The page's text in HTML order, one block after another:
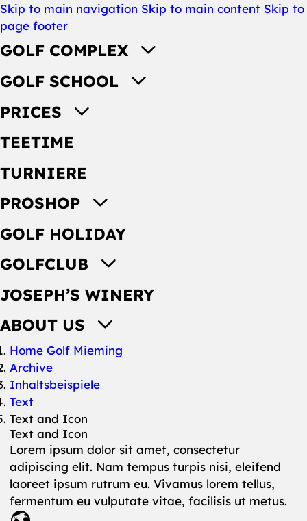
Skip to main navigation Skip to main content Skip to
page footer
GOLF COMPLEX
GOLF SCHOOL
PRICES
TEETIME
TURNIERE
PROSHOP
GOLF HOLIDAY
GOLFCLUB
JOSEPH’S WINERY
ABOUT US
You are here:
Home Golf Mieming
Archive
Inhaltsbeispiele
Text
Text and Icon
Text and Icon
Lorem ipsum dolor sit amet, consectetur
adipiscing elit. Nam tempus turpis nisi, eleifend
laoreet ipsum rutrum eu. Vivamus lorem tellus,
fermentum eu vulputate vitae, facilisis ut metus.